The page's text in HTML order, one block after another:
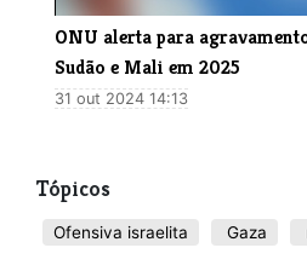
ONU alerta para
Sudão e Mali em 2025
31 out 2024 14:13
Tópicos
Ofensiva israelita Gaza